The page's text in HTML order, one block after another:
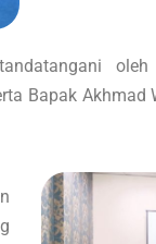
Bapak Akhmad